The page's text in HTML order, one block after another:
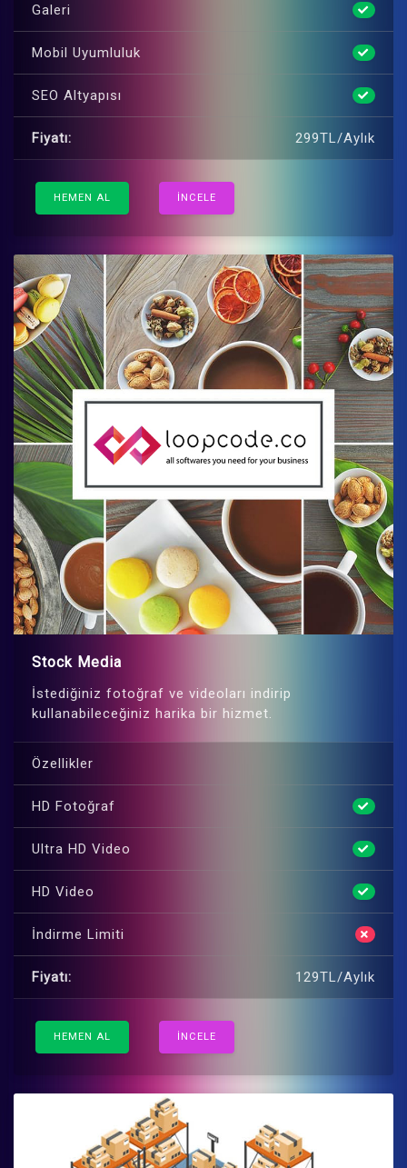
Galeri
Mobil Uyumluluk
SEO Altyapısı
Fiyatı: 299TL/Aylık
HEMEN AL İNCELE
Stock Media
İstediğiniz fotoğraf ve videoları indirip
kullanabileceğiniz harika bir hizmet.
Özellikler
HD Fotoğraf
Ultra HD Video
HD Video
İndirme Limiti
Fiyatı: 129TL/Aylık
HEMEN AL İNCELE